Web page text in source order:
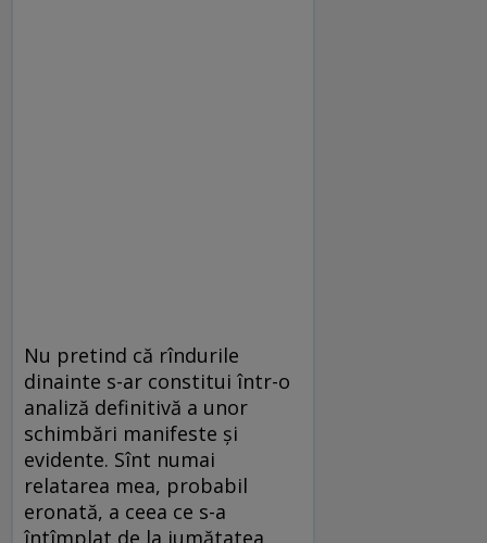
Nu pretind că rîndurile
dinainte s-ar constitui într-o
analiză definitivă a unor
schimbări manifeste și
evidente. Sînt numai
relatarea mea, probabil
eronată, a ceea ce s-a
întîmplat de la jumătatea